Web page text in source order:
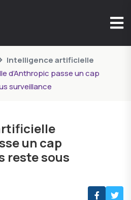
Intelligence artificielle
d’Anthropic passe un cap
surveillance
un cap
reste sous